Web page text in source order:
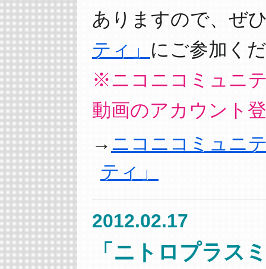
ありますので、ぜ
ティ」 にご参加く
※ニコニコミュニ
動画のアカウント
ニコニコミュニ
ティ」
2012.02.17
「ニトロプラス